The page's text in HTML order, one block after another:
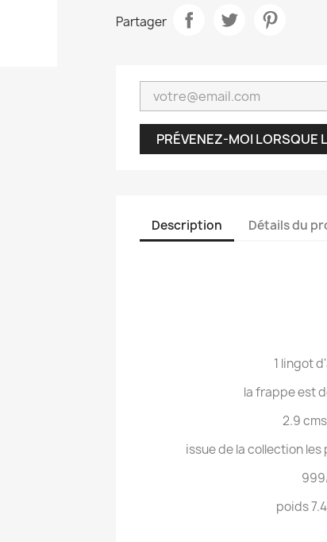
Partager
PRÉVENEZ-MOI LORSQUE
Description Détails du
1 lingot
la frappe est
2.9
issue de la collection
poids